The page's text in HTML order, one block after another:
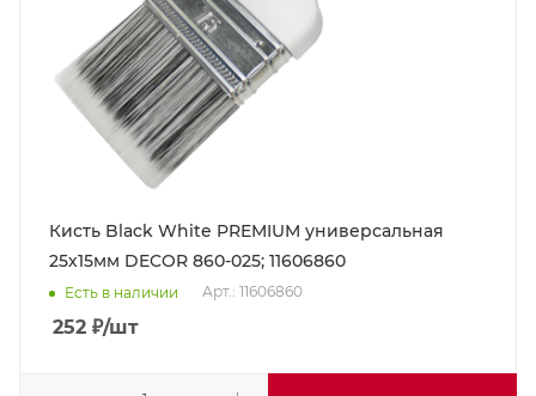
Кисть Black White PREMIUM универсальная
25х15мм DECOR 860-025; 11606860
Есть в наличии Арт.: 11606860
252 ₽/шт